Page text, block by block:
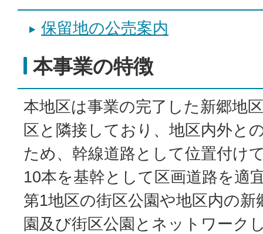
保留地の公売案内
本事業の特徴
本地区は事業の完了した新郷地
区と隣接しており、地区内外と
ため、幹線道路として位置付け
10本を基幹として区画道路を適
第1地区の街区公園や地区内の新
園及び街区公園とネットワーク